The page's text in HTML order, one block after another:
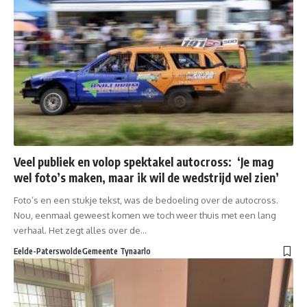
Veel publiek en volop spektakel autocross: ‘Je mag
wel foto’s maken, maar ik wil de wedstrijd wel zien’
Foto’s en een stukje tekst, was de bedoeling over de autocross.
Nou, eenmaal geweest komen we toch weer thuis met een lang
verhaal. Het zegt alles over de…
Eelde-PaterswoldeGemeente Tynaarlo